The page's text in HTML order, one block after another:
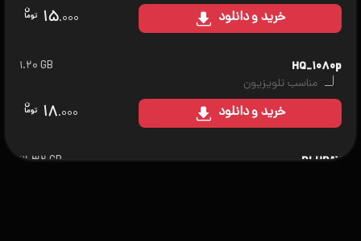
خریدو دانلود ۱۵.۰۰۰
HQ_۱۰۸۰p
مناسب تلویزیون
۱.۲۰ GB
خریدو دانلود ۱۸.۰۰۰
BLURAY
۳.۳۲ GB